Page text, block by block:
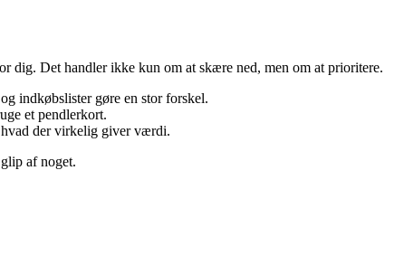
dig. Det handler ikke kun om at skære ned, men om at prioritere.
indkøbslister gøre en stor forskel.
et pendlerkort.
der virkelig giver værdi.
af noget.